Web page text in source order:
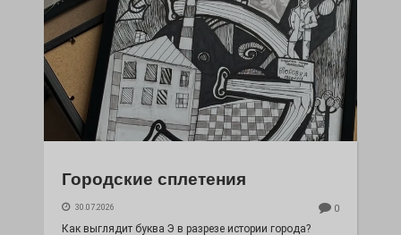
Городские сплетения
30.07.2026 0
Как выглядит буква Э в разрезе истории города?